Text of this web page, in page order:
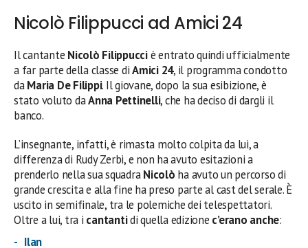
Nicolò Filippucci ad Amici 24
Il cantante Nicolò Filippucciè entrato quindi ufficialmente
a far parte della classe diAmici 24, il programma condotto
daMaria De Filippi. Il giovane, dopo la sua esibizione, è
stato voluto daAnna Pettinelli, che ha deciso di dargli il
banco.
L’insegnante, infatti, è rimasta molto colpita da lui, a
differenza di Rudy Zerbi, e non ha avuto esitazioni a
prenderlo nella sua squadraNicolò ha avuto un percorso di
grande crescita e alla fine ha preso parte al cast del serale. È
uscito in semifinale, tra le polemiche dei telespettatori.
Oltre a lui, tra i cantantidi quella edizione c’erano anche:
Ilan